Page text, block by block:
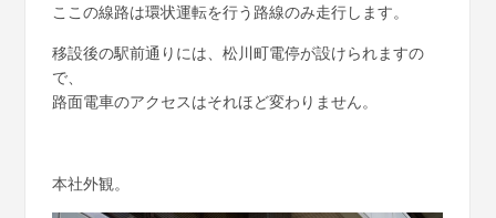
ここの線路は環状運転を行う路線のみ走行します。
移設後の駅前通りには、松川町電停が設けられますの
で、
路面電車のアクセスはそれほど変わりません。
本社外観。